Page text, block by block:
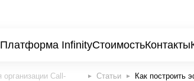
Платформа InfinityСтоимостьКонтакты
Статьи
Как построить